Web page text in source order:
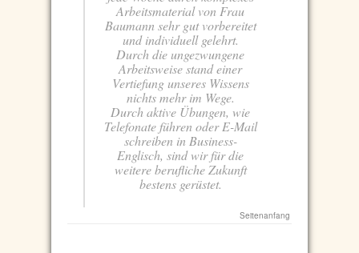
Arbeitsmaterial von Frau
Baumann sehr gut vorbereitet
und individuell gelehrt.
Durch die ungezwungene
Arbeitsweise stand einer
Vertiefung unseres Wissens
nichts mehr im Wege.
Durch aktive Übungen, wie
Telefonate führen oder E-Mail
schreiben in Business-
Englisch, sind wir für die
weitere berufliche Zukunft
bestens gerüstet.
Seitenanfang